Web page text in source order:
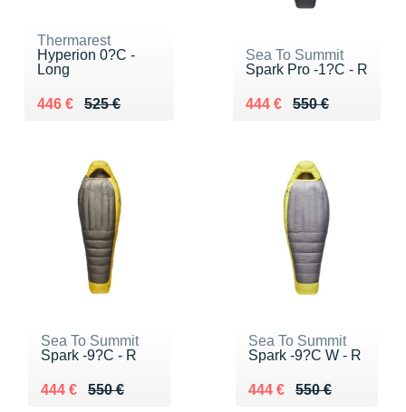
Thermarest
Hyperion 0?C -
Long
525 €
Au lieu de 525 €
446 €
Vendu 446 €
Sea To Summit
Spark Pro -1?C - R
550 €
Au lieu de 550 €
444 €
Vendu 444 €
Sea To Summit
Spark -9?C - R
550 €
Au lieu de 550 €
444 €
Vendu 444 €
Sea To Summit
Spark -9?C W - R
550 €
Au lieu de 550 €
444 €
Vendu 444 €